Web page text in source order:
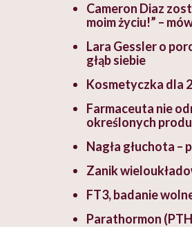
Cameron Diaz
moim życiu!” –
Lara Gessler o
głąb siebie
Kosmetyczka dla
Farmaceuta nie
określonych
Nagła głuchota –
Zanik
FT3, badanie
Parathormon